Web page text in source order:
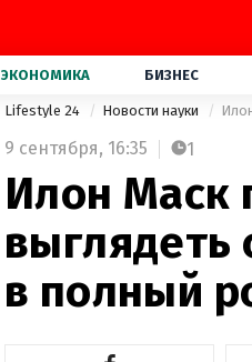
ЭКОНОМИКА БИЗНЕС
Lifestyle 24 Новости науки
9 сентября, 16:35 1
Илон Маск
выглядеть
в полный